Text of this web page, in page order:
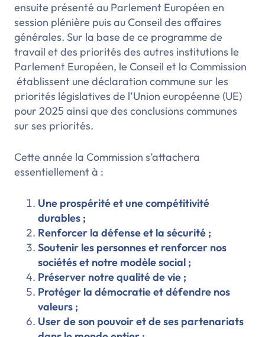
ensuite présenté au Parlement Européen en
session plénière puis au Conseil des affaires
générales. Sur la base de ce programme de
travail et des priorités des autres institutions le
Parlement Européen, le Conseil et la Commission
établissent une déclaration commune sur les
priorités législatives de l’Union européenne (UE)
pour 2025 ainsi que des conclusions communes
sur ses priorités.
Cette année la Commission s’attachera
essentiellement à :
Une prospérité et une compétitivité
durables ;
Renforcer la défense et la sécurité ;
Soutenir les personnes et renforcer nos
sociétés et notre modèle social ;
Préserver notre qualité de vie ;
Protéger la démocratie et défendre nos
valeurs ;
User de son pouvoir et de ses partenariats